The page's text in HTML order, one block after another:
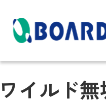
商品情報
施工・メン
スについて
会社概要
イルド無